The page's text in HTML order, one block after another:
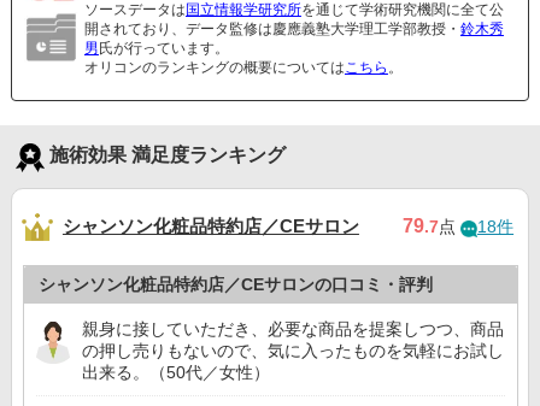
ソースデータは 国立情報学研究所を通じて学術研究機関に全て公
開されており、データ監修は慶應義塾大学理工学部教授・ 鈴木秀
男 氏が行っています。
オリコンのランキングの概要についてはこちら 。
施術効果 満足度ランキング
シャンソン化粧品特約店／CEサロン 79.7点 18件
シャンソン化粧品特約店／CEサロンの口コミ・評判
親身に接していただき、必要な商品を提案しつつ、商品
の押し売りもないので、気に入ったものを気軽にお試し
出来る。（50代／女性）